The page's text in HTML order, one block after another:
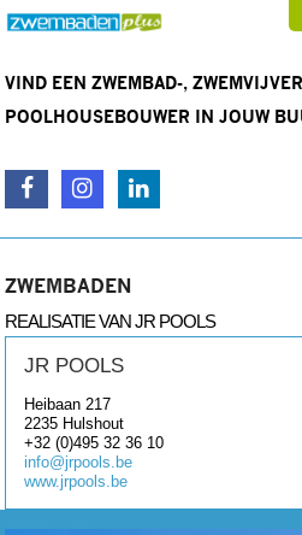
VIND EEN ZWEMBAD-,
POOLHOUSEBOUWER IN JOUW
ZWEMBADEN
REALISATIE VAN JR POOLS
JR POOLS
Heibaan 217
2235 Hulshout
+32 (0)495 32 36 10
info@jrpools.be
www.jrpools.be